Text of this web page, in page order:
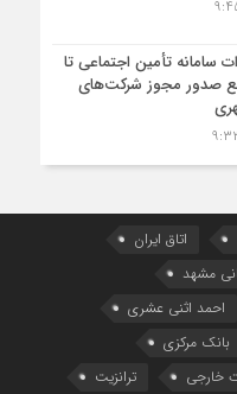
سامانه تأمین اجتماعی تا
صدور مجوز شرکت‌های
اتاق ایران
مشهد
احمد اثنی عشری
بانک مرکزی
خارجی
ترانزیت